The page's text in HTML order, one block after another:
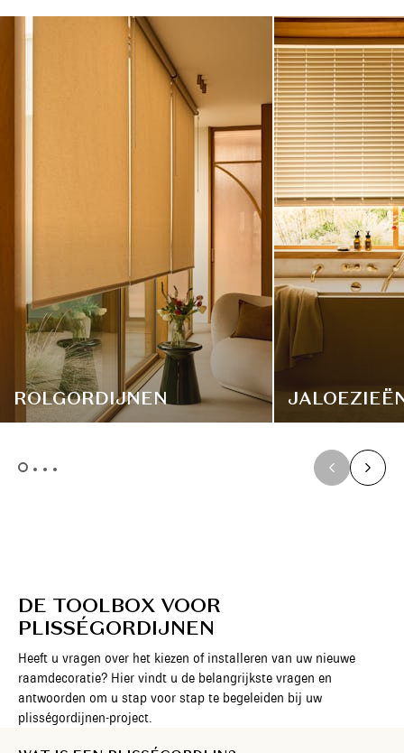
ROLGORDIJNEN
DE TOOLBOX VOOR
PLISSÉGORDIJNEN
Heeft u vragen over het kiezen of installeren van uw nieuwe
raamdecoratie? Hier vindt u de belangrijkste vragen en
antwoorden om u stap voor stap te begeleiden bij uw
plisségordijnen-project.